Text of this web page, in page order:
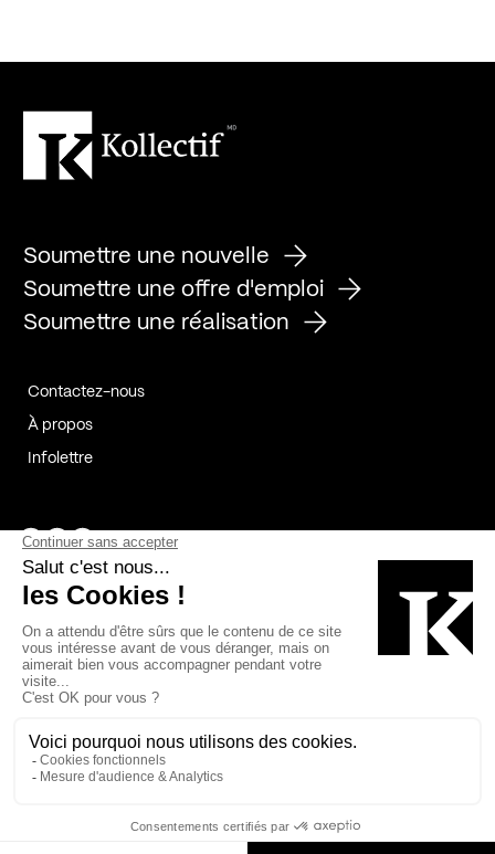
Soumettre une nouvelle
Soumettre une offre d'emploi
Soumettre une réalisation
Contactez-nous
À propos
Infolettre
Page Facebook de Kollectif
Page Instagram de Kollectif
Page Linkedin de Kollectif
Bâtiment-Durable-Québec-1
Esquisses-1
MP-1 v2com-1
Cookies